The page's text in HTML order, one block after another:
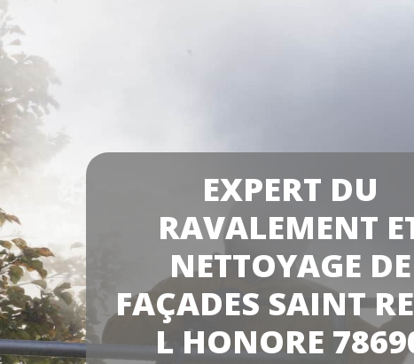
EXPERT DU
RAVALEMENT
NETTOYAGE DE
FAÇADES SAINT
L HONORE